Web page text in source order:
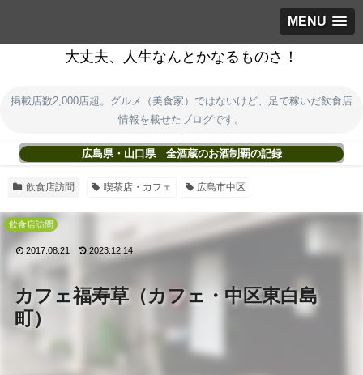
MENU
大丈夫、人生なんとかなるものさ！
掲載店数2,000店超。グルメ（美食家）ではないけど、足で稼いだ飲食店
情報を載せたブログです。
広島県・山口県 全酒蔵のお酒制覇の記録
飲食店訪問 喫茶店・カフェ 広島市中区
カフェ福寿草（カフェ・中区東白島
町）
飲食店訪問
2017.08.21 2023.12.14